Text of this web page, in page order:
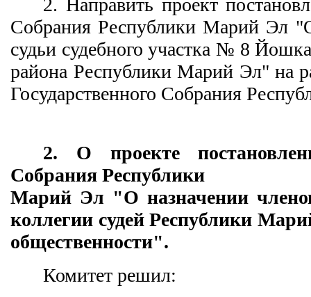
2. Направить проект
Собрания Республики Марий Эл
судьи судебного участка № 8
района Республики Марий Эл" на
Государственного Собрания
2. О проекте
Собрания Республики
Марий Эл "О назначении
коллегии судей Республики
общественности".
Комитет решил: